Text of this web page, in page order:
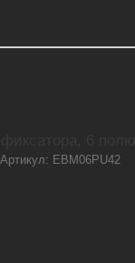
Артикул: EBM06PU42